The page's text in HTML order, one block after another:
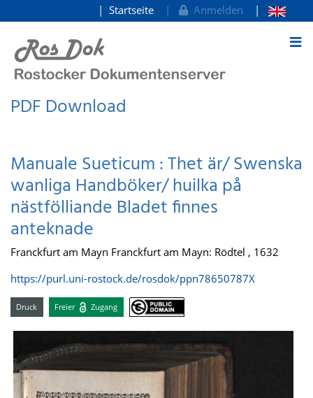
zum Inhalt
Startseite Anmelden
PDF Download
Manuale Sueticum : Thet är/ Swenska
wanliga Handböker/ huilka på
nästfölliande Bladet finnes
anteknade
Franckfurt am Mayn Franckfurt am Mayn: Rödtel , 1632
https://purl.uni-rostock.de/rosdok/ppn78650787X
Druck Freier Zugang